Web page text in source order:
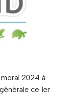
2024 à
ce 1er